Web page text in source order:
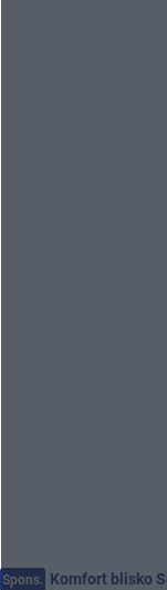
Spons. Komfort blisko